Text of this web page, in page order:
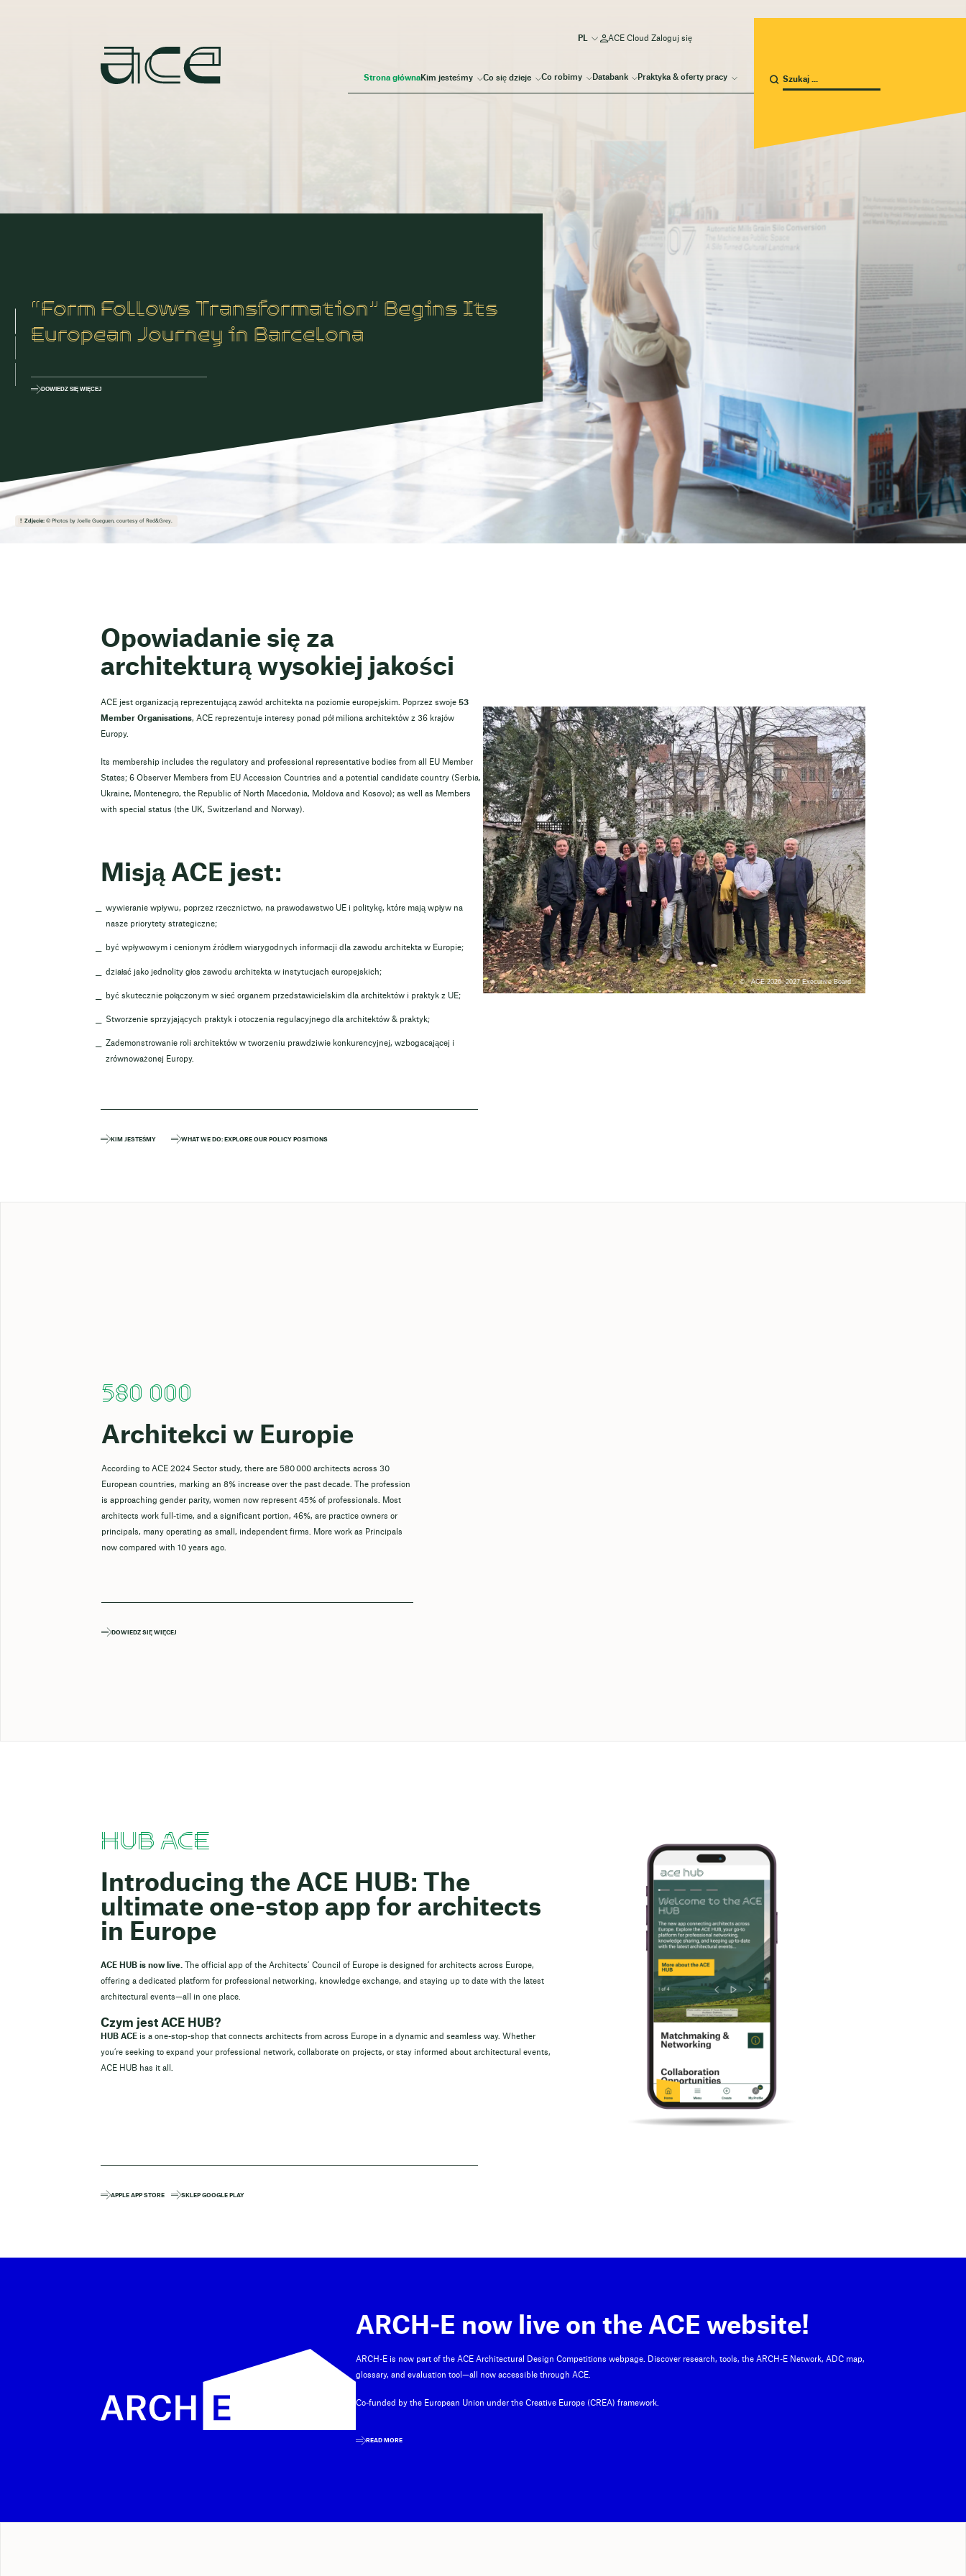
Strona głównaKim jesteśmy Co się dzieje Co robimy Databank Praktyka & oferty pracy
ACE Cloud Zaloguj się
Zdjęcie:© Photos by Joelle Gueguen, courtesy of Red&Grey.
“Form Follows Transformation” Begins Its
European Journey in Barcelona
DOWIEDZ SIĘ WIĘCEJ
Opowiadanie się za
architekturą wysokiej jakości
ACE jest organizacją reprezentującą zawód architekta na poziomie europejskim. Poprzez swoje 53
Member Organisations, ACE reprezentuje interesy ponad pół miliona architektów z 36 krajów
Europy.
Its membership includes the regulatory and professional representative bodies from all EU Member
States; 6 Observer Members from EU Accession Countries and a potential candidate country (Serbia,
Ukraine, Montenegro, the Republic of North Macedonia, Moldova and Kosovo); as well as Members
with special status (the UK, Switzerland and Norway).
Misją ACE jest:
wywieranie wpływu, poprzez rzecznictwo, na prawodawstwo UE i politykę, które mają wpływ na
nasze priorytety strategiczne;
być wpływowym i cenionym źródłem wiarygodnych informacji dla zawodu architekta w Europie;
działać jako jednolity głos zawodu architekta w instytucjach europejskich;
być skutecznie połączonym w sieć organem przedstawicielskim dla architektów i praktyk z UE;
Stworzenie sprzyjających praktyk i otoczenia regulacyjnego dla architektów & praktyk;
Zademonstrowanie roli architektów w tworzeniu prawdziwie konkurencyjnej, wzbogacającej i
zrównoważonej Europy.
ACE 2026- 2027 Executive Board
KIM JESTEŚMY WHAT WE DO: EXPLORE OUR POLICY POSITIONS
580 000
Architekci w Europie
According to ACE 2024 Sector study, there are 580 000 architects across 30
European countries, marking an 8% increase over the past decade. The profession
is approaching gender parity, women now represent 45% of professionals. Most
architects work full-time, and a significant portion, 46%, are practice owners or
principals, many operating as small, independent firms. More work as Principals
now compared with 10 years ago.
DOWIEDZ SIĘ WIĘCEJ
HUB ACE
Introducing the ACE HUB: The
ultimate one-stop app for architects
in Europe
ACE HUB is now live. The official app of the Architects’ Council of Europe is designed for architects across Europe,
offering a dedicated platform for professional networking, knowledge exchange, and staying up to date with the latest
architectural events—all in one place.
Czym jest ACE HUB?
HUB ACE is a one-stop-shop that connects architects from across Europe in a dynamic and seamless way. Whether
you’re seeking to expand your professional network, collaborate on projects, or stay informed about architectural events,
ACE HUB has it all.
APPLE APP STORE SKLEP GOOGLE PLAY
ARCH-E now live on the ACE website!
ARCH-E is now part of the ACE Architectural Design Competitions webpage. Discover research, tools, the ARCH-E Network, ADC map,
glossary, and evaluation tool—all now accessible through ACE.
Co-funded by the European Union under the Creative Europe (CREA) framework.
READ MORE